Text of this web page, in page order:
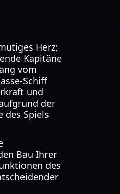
Herz;
Kapitäne
vom
Schiff
und
der
des Spiels
Bau Ihrer
des